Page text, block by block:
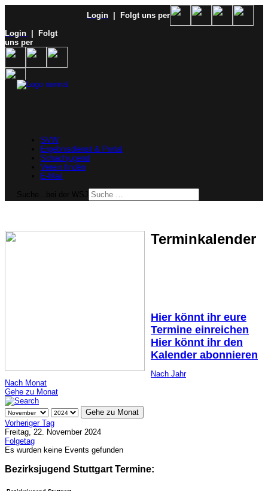
Login
| Folgt uns per
Login
| Folgt
uns per
SVW
Ergebnisdienst & Portal
Schachjugend
Verein finden
E-Mail
Terminkalender
Hier könnt ihr eure
Termine einreichen
Hier könnt ihr den
Kalender abonnieren
Nach Jahr
Nach Monat
Gehe zu Monat
Gehe zu Monat
Vorheriger Tag
Freitag, 22. November 2024
Folgetag
Es wurden keine Events gefunden
Bezirksjugend Stuttgart Termine: